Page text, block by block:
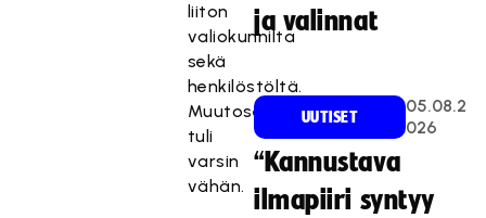
liiton
valiokunnilta
sekä
henkilöstöltä.
Muutosesityksiä
tuli
varsin
vähän.
ja valinnat
UUTISET
05.08.2
026
“Kannustava
ilmapiiri syntyy